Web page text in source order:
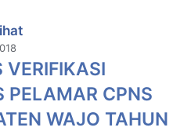
VERIFIKASI
PELAMAR CPNS
WAJO TAHUN